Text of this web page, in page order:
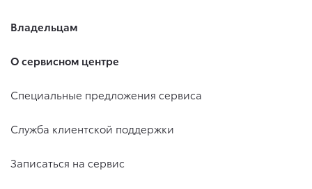
Владельцам
О сервисном центре
Специальные предложения сервиса
Служба клиентской поддержки
Записаться на сервис